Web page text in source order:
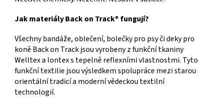
Jak materiály Back on Track® fungují?
Všechny bandáže, oblečení, bolečky pro psy či deky pro
koně Back on Track jsou vyrobeny z funkční tkaniny
Welltex a Iontex s tepelně reflexními vlastnostmi. Tyto
funkční textilie jsou výsledkem spolupráce mezi starou
orientální tradicí a moderní vědeckou textilní
technologií.